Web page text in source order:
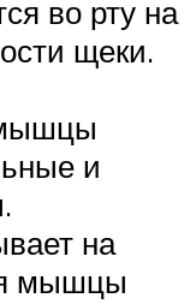
во рту на
щеки.
и
на
мышцы